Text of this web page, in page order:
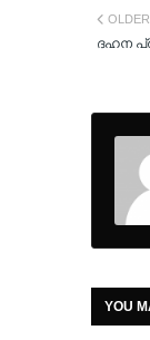
OLDER
ദഹന
YOU